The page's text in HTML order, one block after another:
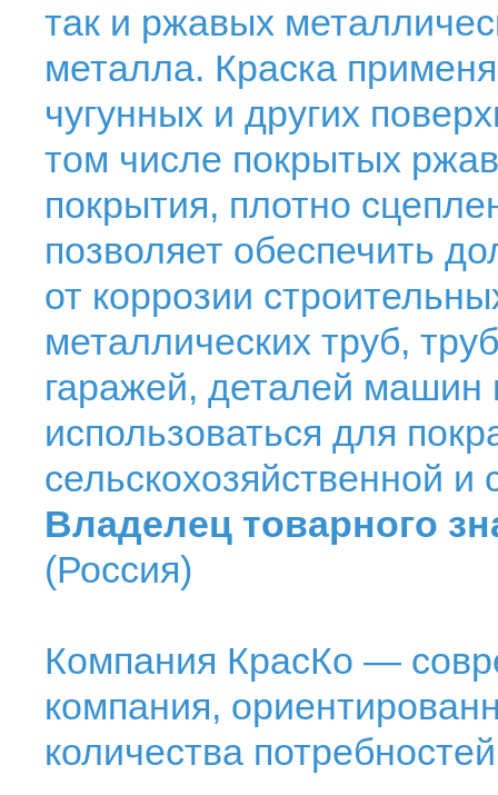
так и ржавых
металла. Краска
чугунных и других
том числе покрытых
покрытия, плотно
позволяет обеспечить
от коррозии
металлических труб,
гаражей, деталей
использоваться для
сельскохозяйственной и
Владелец товарного
(Россия)
Компания КрасКо —
компания,
количества